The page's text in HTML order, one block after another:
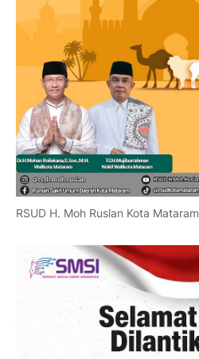
RSUD H. Moh Ruslan Kota Mataram